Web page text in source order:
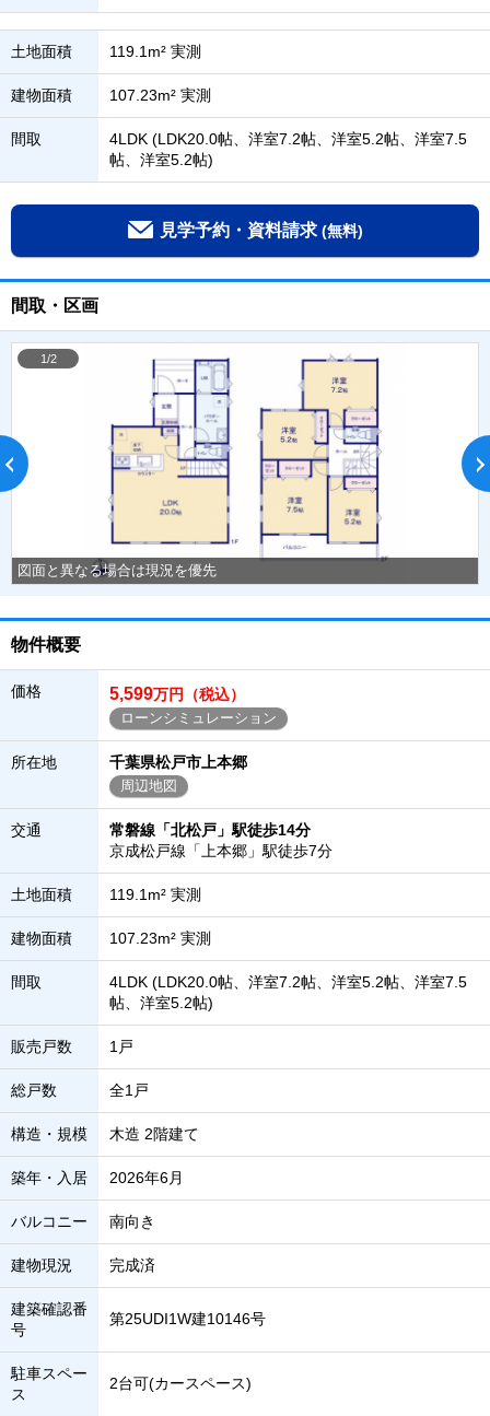
土地面積 119.1m² 実測
建物面積 107.23m² 実測
間取
4LDK (LDK20.0帖、洋室7.2帖、洋室5.2帖、洋室7.5
帖、洋室5.2帖)
見学予約・資料請求 (無料)
間取・区画
図面と異なる場合は現況を優先
1/2
物件概要
価格 5,599万円（税込）
ローンシミュレーション
所在地 千葉県松戸市上本郷
周辺地図
交通
常磐線「北松戸」駅徒歩14分
京成松戸線「上本郷」駅徒歩7分
土地面積 119.1m² 実測
建物面積 107.23m² 実測
間取
4LDK (LDK20.0帖、洋室7.2帖、洋室5.2帖、洋室7.5
帖、洋室5.2帖)
販売戸数 1戸
総戸数 全1戸
構造・規模 木造 2階建て
築年・入居 2026年6月
バルコニー 南向き
建物現況 完成済
建築確認番
号
第25UDI1W建10146号
駐車スペー
ス
2台可(カースペース)